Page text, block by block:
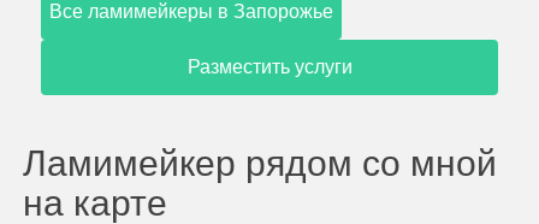
Все ламимейкеры в Запорожье
Разместить услуги
Ламимейкер рядом со мной
на карте